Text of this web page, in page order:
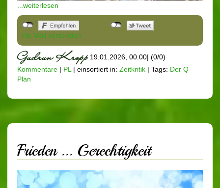
...weiterlesen
Als Mail versenden
19.01.2026, 00.00| (0/0)
Kommentare | PL | einsortiert in: Zeitkritik | Tags: Der Q-
Plan
Frieden ... Gerechtigkeit